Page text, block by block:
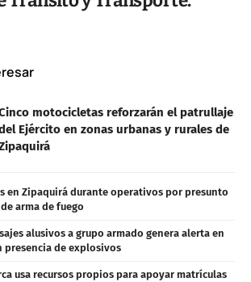
motocicletas reforzarán el patrullaje
Ejército en zonas urbanas y rurales de
en Zipaquirá durante operativos por presunto
arma de fuego
alusivos a grupo armado genera alerta en
presencia de explosivos
usa recursos propios para apoyar matrículas